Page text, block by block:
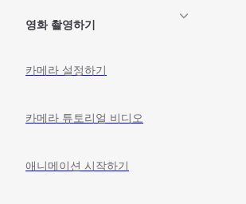
영화 촬영하기
카메라 설정하기
카메라 튜토리얼 비디오
애니메이션 시작하기